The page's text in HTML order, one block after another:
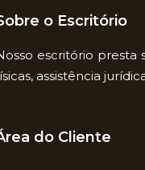
o Escritório
escritório presta
assistência
do Cliente